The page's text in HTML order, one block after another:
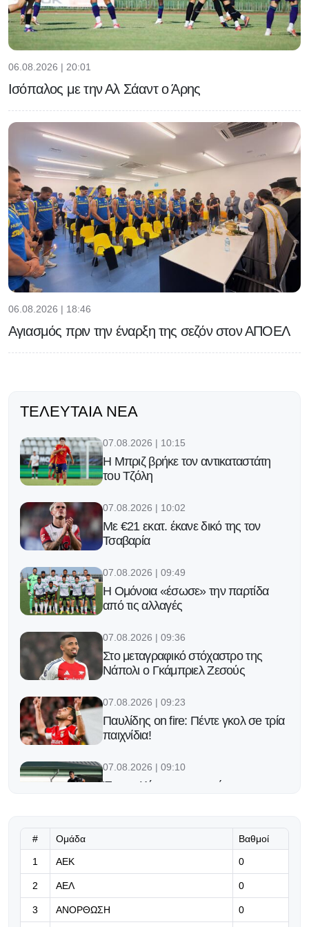
06.08.2026 | 20:01
Ισόπαλος με την Αλ Σάαντ ο Άρης
06.08.2026 | 18:46
Αγιασμός πριν την έναρξη της σεζόν στον ΑΠΟΕΛ
ΤΕΛΕΥΤΑΊΑ ΝΈΑ
07.08.2026 | 10:15
H Μπριζ βρήκε τον αντικαταστάτη
του Τζόλη
07.08.2026 | 10:02
Με €21 εκατ. έκανε δικό της τον
Τσαβαρία
07.08.2026 | 09:49
Η Ομόνοια «έσωσε» την παρτίδα
από τις αλλαγές
07.08.2026 | 09:36
Στο μεταγραφικό στόχαστρο της
Νάπολι ο Γκάμπριελ Ζεσούς
07.08.2026 | 09:23
Παυλίδης on fire: Πέντε γκολ σe τρία
παιχνίδια!
07.08.2026 | 09:10
Έφερε Κύπρο κι ανακοίνωσε τον
«Κάποιοι βιάζονται να ειρωνευτούν
07.08.2026 | 08:44
«Μας δίνει τρομερή αυτοπεποίθηση,
# Ομάδα Βαθμοί
1 ΑΕΚ 0
2 ΑΕΛ 0
3 ΑΝΟΡΘΩΣΗ 0